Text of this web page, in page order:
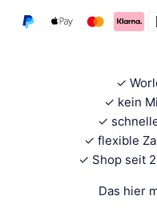
✓
✓ kein
✓
✓ flexible
✓ Shop seit
Das hier